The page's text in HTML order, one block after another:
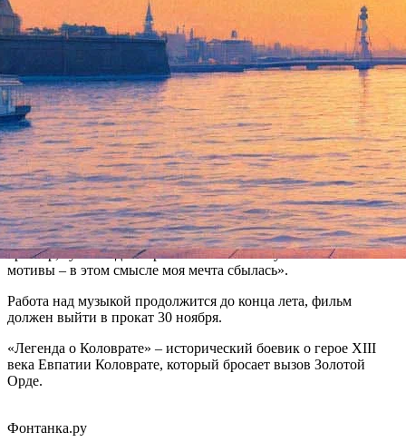
Американский музыкант, вокалист коллектива System of a
down Серж Танкян работает над музыкальным
сопровождением к фильму «Легенда о Коловрате», которую
снимает режиссер Иван Шурховецкий (для него это первая
полнометражная лента). По информации, предоставленной
компанией «Централ Партнершип», Танкян занят саундтреком
к эпическому полотну уже несколько месяцев.
«Я мечтал о таком проекте последние несколько лет, –
приводит его слова кинокомпания. – Соединить большой
оркестр, сумасшедший рок и этнические музыкальные
мотивы – в этом смысле моя мечта сбылась».
Работа над музыкой продолжится до конца лета, фильм
должен выйти в прокат 30 ноября.
«Легенда о Коловрате» – исторический боевик о герое XIII
века Евпатии Коловрате, который бросает вызов Золотой
Орде.
Фонтанка.ру